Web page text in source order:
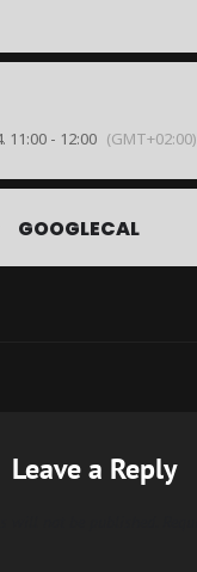
11:00 - 12:00 (GMT+02:00)
GOOGLECAL
Leave a Reply